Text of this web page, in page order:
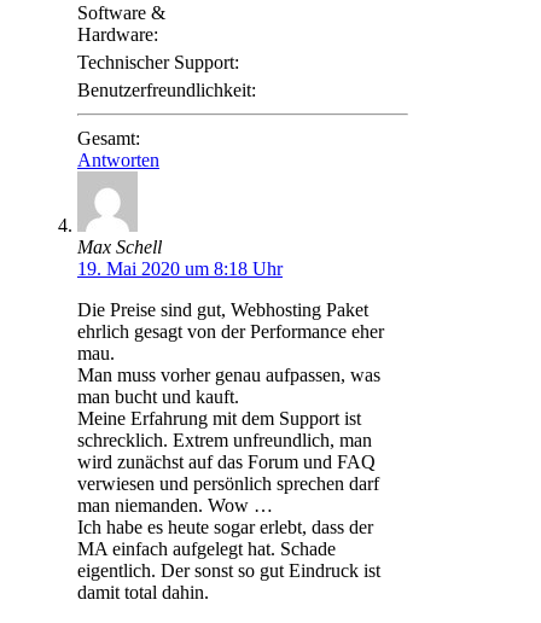
Software &
Hardware:
Technischer Support:
Benutzerfreundlichkeit:
Gesamt:
Antworten
Max Schell
19. Mai 2020 um 8:18 Uhr
Die Preise sind gut, Webhosting Paket
ehrlich gesagt von der Performance eher
mau.
Man muss vorher genau aufpassen, was
man bucht und kauft.
Meine Erfahrung mit dem Support ist
schrecklich. Extrem unfreundlich, man
wird zunächst auf das Forum und FAQ
verwiesen und persönlich sprechen darf
man niemanden. Wow …
Ich habe es heute sogar erlebt, dass der
MA einfach aufgelegt hat. Schade
eigentlich. Der sonst so gut Eindruck ist
damit total dahin.